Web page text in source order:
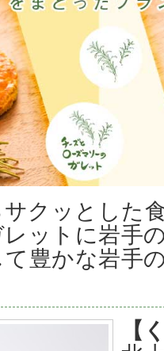
クッとした
ットに岩手
豊かな岩手
【